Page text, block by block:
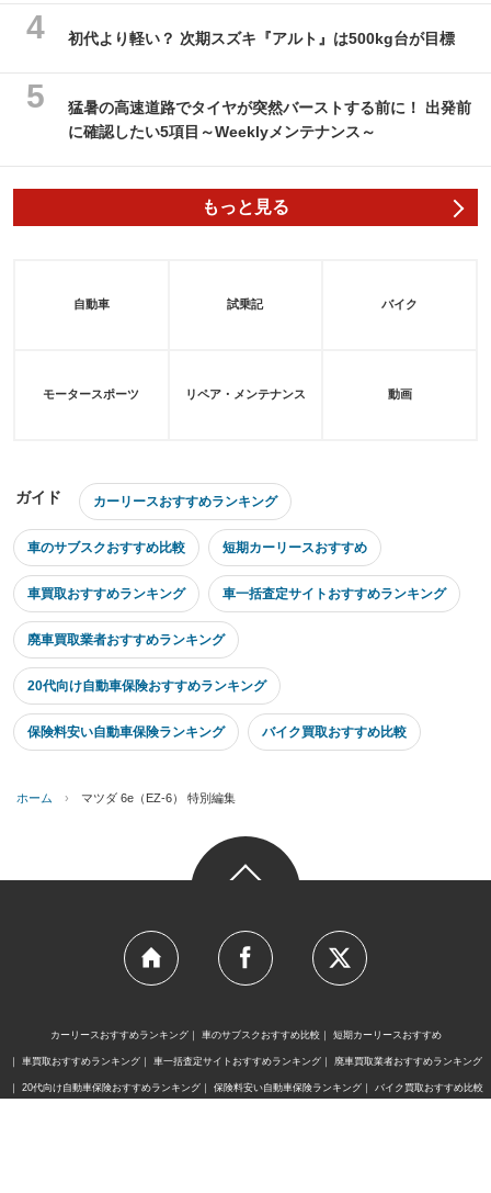
初代より軽い？ 次期スズキ『アルト』は500kg台が目標
猛暑の高速道路でタイヤが突然バーストする前に！ 出発前
に確認したい5項目～Weeklyメンテナンス～
もっと見る
自動車 試乗記 バイク
モータースポーツ リペア・メンテナンス 動画
ガイド カーリースおすすめランキング
車のサブスクおすすめ比較 短期カーリースおすすめ
車買取おすすめランキング 車一括査定サイトおすすめランキング
廃車買取業者おすすめランキング
20代向け自動車保険おすすめランキング
保険料安い自動車保険ランキング バイク買取おすすめ比較
ホーム › マツダ 6e（EZ-6） 特別編集
カーリースおすすめランキング 車のサブスクおすすめ比較 短期カーリースおすすめ
車買取おすすめランキング 車一括査定サイトおすすめランキング 廃車買取業者おすすめランキング
20代向け自動車保険おすすめランキング 保険料安い自動車保険ランキング バイク買取おすすめ比較